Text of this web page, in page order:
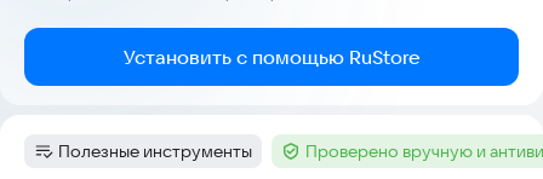
Установить с помощью RuStore
Категория:
Полезные инструменты Тег :Проверено вручную и